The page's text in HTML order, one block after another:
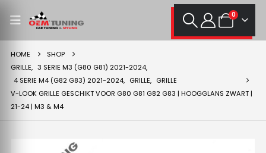
0
HOME
SHOP
GRILLE, 3 SERIE M3 (G80 G81) 2021-2024,
4 SERIE M4 (G82 G83) 2021-2024, GRILLE, GRILLE
V-LOOK GRILLE GESCHIKT VOOR G80 G81 G82 G83 | HOOGGLANS ZWART |
21-24 | M3 & M4